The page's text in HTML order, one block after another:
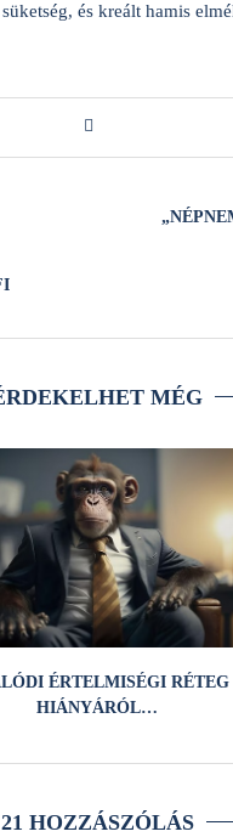
és kreált hamis
MÉG
ÉRTELMISÉGI RÉTEG
HIÁNYÁRÓL…
21 HOZZÁSZÓLÁS